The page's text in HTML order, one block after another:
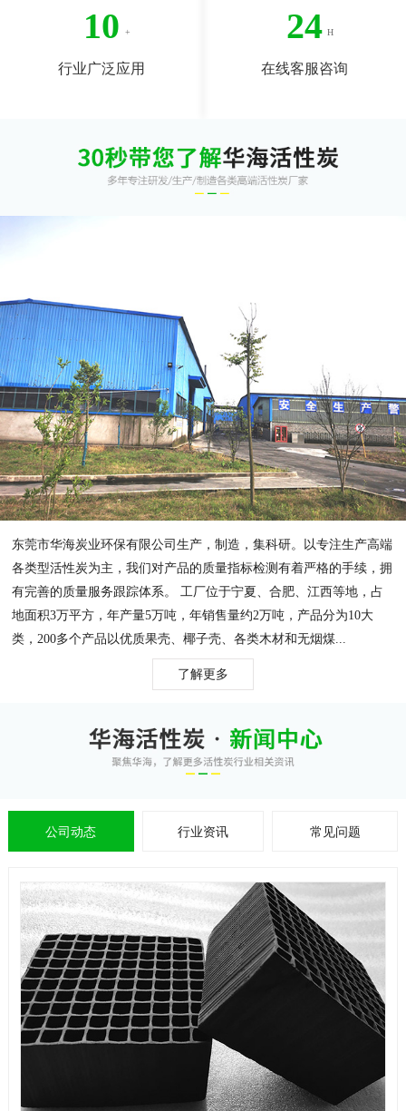
10
行业广泛应用
24
在线客服咨询
东莞市华海炭业环保有限公司生产，制造，集科研。以专注生产高端
各类型活性炭为主，我们对产品的质量指标检测有着严格的手续，拥
有完善的质量服务跟踪体系。 工厂位于宁夏、合肥、江西等地，占
地面积3万平方，年产量5万吨，年销售量约2万吨，产品分为10大
类，200多个产品以优质果壳、椰子壳、各类木材和无烟煤...
了解更多
公司动态 行业资讯 常见问题